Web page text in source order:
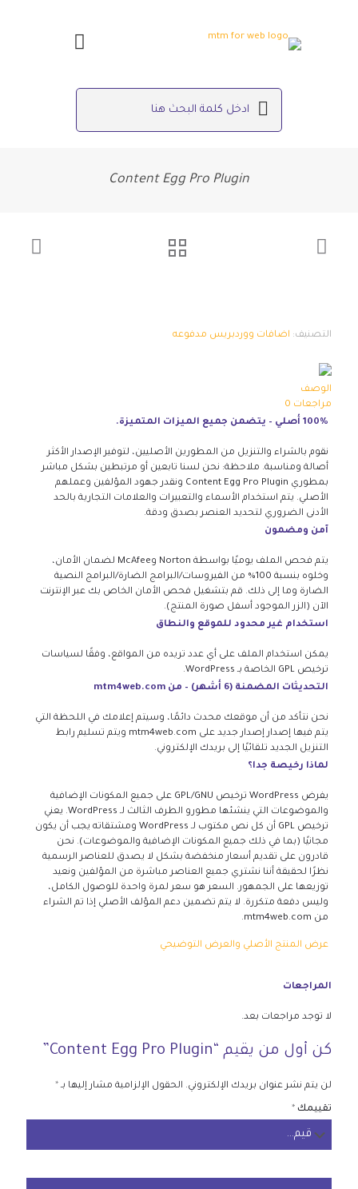
Content Egg Pro Plugin
التصنيف: اضافات ووردبريس مدفوعه
الوصف
مراجعات 0
100% أصلي – يتضمن جميع الميزات المتميزة.
نقوم بالشراء والتنزيل من المطورين الأصليين، لتوفير الإصدار الأكثر
أصالة ومناسبة. ملاحظة: نحن لسنا تابعين أو مرتبطين بشكل مباشر
بمطوري Content Egg Pro Plugin ونقدر جهود المؤلفين وعملهم
الأصلي. يتم استخدام الأسماء والتعبيرات والعلامات التجارية بالحد
الأدنى الضروري لتحديد العنصر بصدق ودقة.
آمن ومضمون
يتم فحص الملف يوميًا بواسطة Norton وMcAfee لضمان الأمان،
وخلوه بنسبة 100% من الفيروسات/البرامج الضارة/البرامج النصية
الضارة وما إلى ذلك. قم بتشغيل فحص الأمان الخاص بك عبر الإنترنت
الآن (الزر الموجود أسفل صورة المنتج).
استخدام غير محدود للموقع والنطاق
يمكن استخدام الملف على أي عدد تريده من المواقع، وفقًا لسياسات
ترخيص GPL الخاصة بـ WordPress.
التحديثات المضمنة (6 أشهر) – من mtm4web.com
نحن نتأكد من أن موقعك محدث دائمًا، وسيتم إعلامك في اللحظة التي
يتم فيها إصدار إصدار جديد على mtm4web.com ويتم تسليم رابط
التنزيل الجديد تلقائيًا إلى بريدك الإلكتروني.
لماذا رخيصة جدا؟
يفرض WordPress ترخيص GPL/GNU على جميع المكونات الإضافية
والموضوعات التي ينشئها مطورو الطرف الثالث لـ WordPress. يعني
ترخيص GPL أن كل نص مكتوب لـ WordPress ومشتقاته يجب أن يكون
مجانيًا (بما في ذلك جميع المكونات الإضافية والموضوعات). نحن
قادرون على تقديم أسعار منخفضة بشكل لا يصدق للعناصر الرسمية
نظرًا لحقيقة أننا نشتري جميع العناصر مباشرة من المؤلفين ونعيد
توزيعها على الجمهور. السعر هو سعر لمرة واحدة للوصول الكامل،
وليس دفعة متكررة. لا يتم تضمين دعم المؤلف الأصلي إذا تم الشراء
من mtm4web.com.
عرض المنتج الأصلي والعرض التوضيحي
المراجعات
لا توجد مراجعات بعد.
كن أول من يقيم “Content Egg Pro Plugin”
لن يتم نشر عنوان بريدك الإلكتروني. الحقول الإلزامية مشار إليها بـ *
تقييمك *